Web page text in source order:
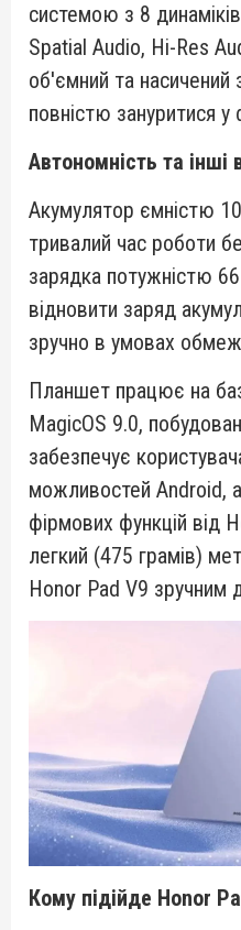
системою з 8
Spatial Audio, Hi-Res
об'ємний та
повністю зануритися у
Автономність та інші
Акумулятор ємністю
тривалий час роботи
зарядка потужністю
відновити заряд
зручно в умовах
Планшет працює на
MagicOS 9.0,
забезпечує
можливостей Android,
фірмових функцій від
легкий (475 грамів)
Honor Pad V9 зручним
Кому підійде Honor